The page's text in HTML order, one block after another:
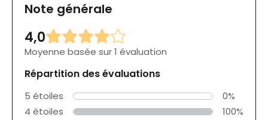
Note générale
4,0
Moyenne basée sur 1 évaluation
Répartition des évaluations
5 étoiles
0%
4 étoiles
100%